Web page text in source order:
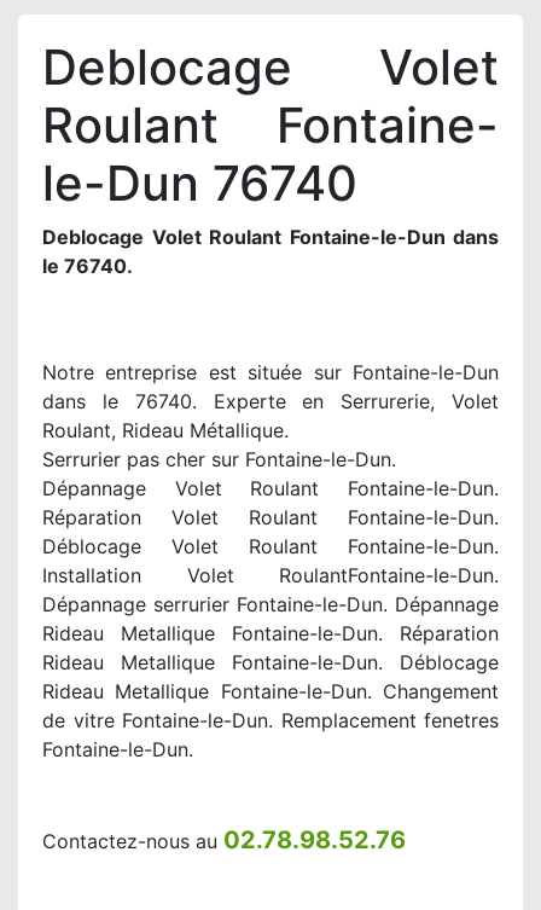
Deblocage Volet
Roulant Fontaine-
le-Dun 76740
Deblocage Volet Roulant Fontaine-le-Dun dans
le 76740.
Notre entreprise est située sur Fontaine-le-Dun
dans le 76740. Experte en Serrurerie, Volet
Roulant, Rideau Métallique.
Serrurier pas cher sur Fontaine-le-Dun.
Dépannage Volet Roulant Fontaine-le-Dun.
Réparation Volet Roulant Fontaine-le-Dun.
Déblocage Volet Roulant Fontaine-le-Dun.
Installation Volet RoulantFontaine-le-Dun.
Dépannage serrurier Fontaine-le-Dun. Dépannage
Rideau Metallique Fontaine-le-Dun. Réparation
Rideau Metallique Fontaine-le-Dun. Déblocage
Rideau Metallique Fontaine-le-Dun. Changement
de vitre Fontaine-le-Dun. Remplacement fenetres
Fontaine-le-Dun.
Contactez-nous au 02.78.98.52.76